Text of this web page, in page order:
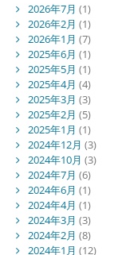
2026年7月 (1)
2026年2月 (1)
2026年1月 (7)
2025年6月 (1)
2025年5月 (1)
2025年4月 (4)
2025年3月 (3)
2025年2月 (5)
2025年1月 (1)
2024年12月 (3)
2024年10月 (3)
2024年7月 (6)
2024年6月 (1)
2024年4月 (1)
2024年3月 (3)
2024年2月 (8)
2024年1月 (12)